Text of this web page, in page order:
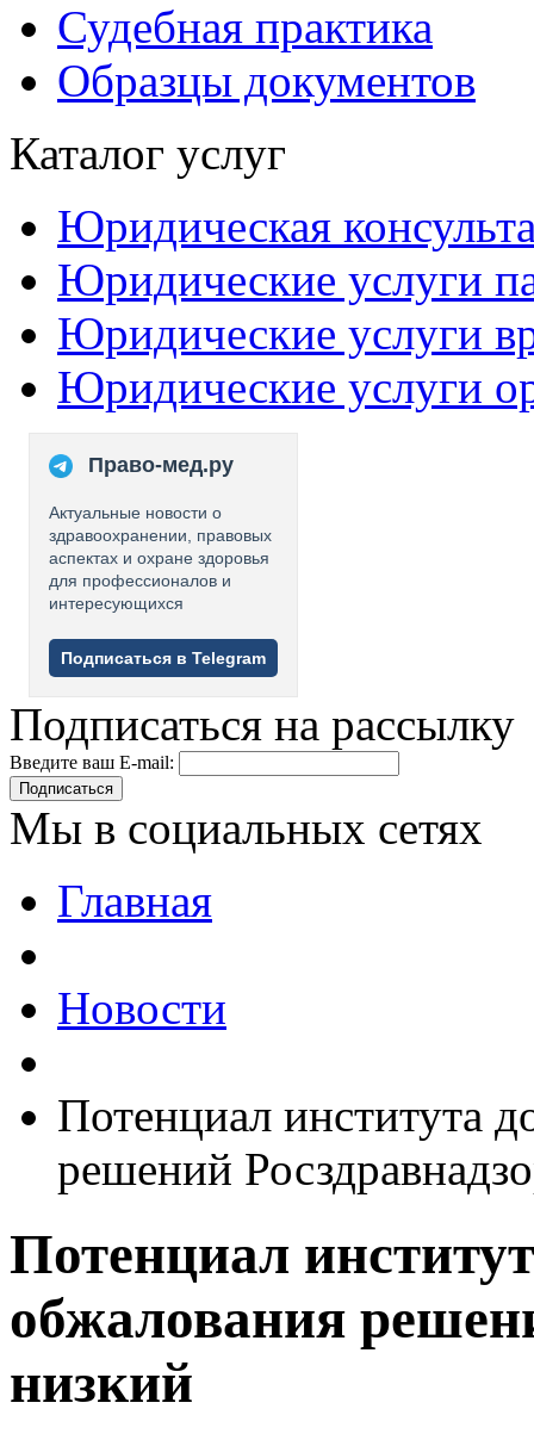
Судебная практика
Образцы документов
Каталог услуг
Юридическая
Юридические услуги
Юридические услуги
Юридические услуги
Право-мед.ру
Актуальные новости о
здравоохранении, правовых
аспектах и охране здоровья
для профессионалов и
интересующихся
Подписаться в Telegram
Подписаться на рассылку
Введите ваш E-mail:
Подписаться
Мы в социальных сетях
Главная
Новости
Потенциал института
решений
Потенциал
обжалования
низкий